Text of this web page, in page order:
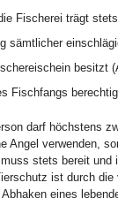
Fischerei trägt
sämtlicher
besitzt
Fischfangs
darf höchstens
Angel verwenden,
stets bereit
ist durch
eines